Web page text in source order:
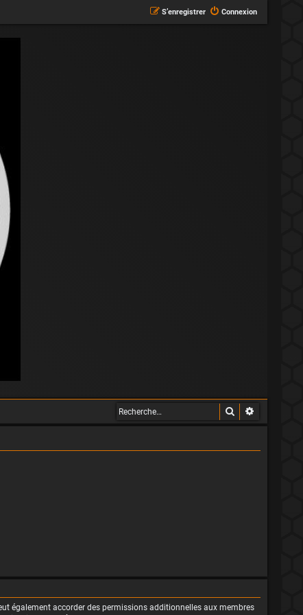
Connexion
S’enregistrer
Rechercher
également accorder des permissions additionnelles aux membres